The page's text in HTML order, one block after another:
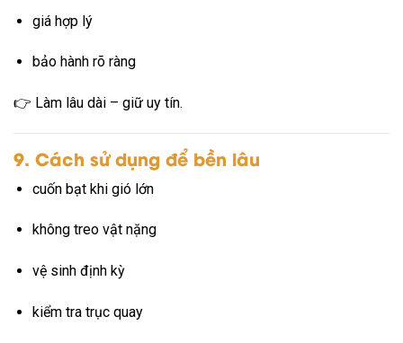
giá hợp lý
bảo hành rõ ràng
👉 Làm lâu dài – giữ uy tín.
9. Cách sử dụng để bền lâu
cuốn bạt khi gió lớn
không treo vật nặng
vệ sinh định kỳ
kiểm tra trục quay